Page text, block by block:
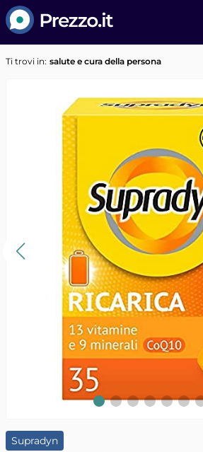
Prezzo.it
Ti trovi in: salute e cura della persona
Slide 1Slide 2Slide 3Slide 4
Slide 5
Supradyn